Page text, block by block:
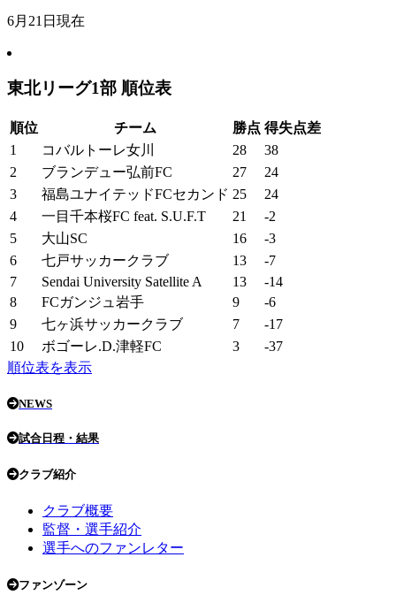
6月21日現在
東北リーグ1部 順位表
順位 チーム 勝点 得失点差
1
コバルトーレ女川 28
38
2
ブランデュー弘前FC 27
24
3
福島ユナイテッドFCセカンド 25
24
4
一目千本桜FC feat. S.U.F.T 21
-2
5
大山SC 16
-3
6
七戸サッカークラブ 13
-7
7
Sendai University Satellite A 13
-14
8
FCガンジュ岩手 9
-6
9
七ヶ浜サッカークラブ 7
-17
10
ボゴーレ.D.津軽FC 3
-37
順位表を表示
NEWS
試合日程・結果
クラブ紹介
クラブ概要
監督・選手紹介
選手へのファンレター
ファンゾーン